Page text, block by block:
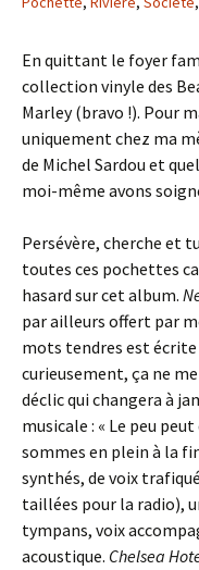
En quittant le foyer
collection vinyle des
Marley (bravo !). Pour
uniquement chez ma
de Michel Sardou et
moi-même avons
Persévère, cherche et
toutes ces pochettes
hasard sur cet album.
par ailleurs offert par
mots tendres est écrite
curieusement, ça ne
déclic qui changera à
musicale : « Le peu
sommes en plein à la
synthés, de voix
taillées pour la radio),
tympans, voix
acoustique. Chelsea